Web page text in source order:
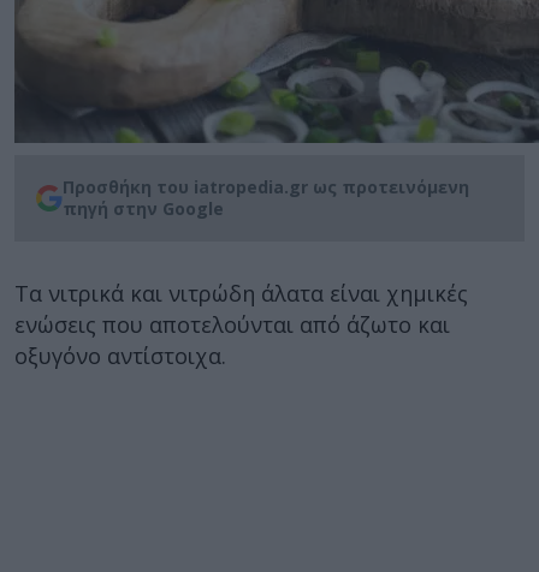
Προσθήκη του iatropedia.gr ως προτεινόμενη
πηγή στην Google
Τα νιτρικά και νιτρώδη άλατα είναι χημικές
ενώσεις που αποτελούνται από άζωτο και
οξυγόνο αντίστοιχα.